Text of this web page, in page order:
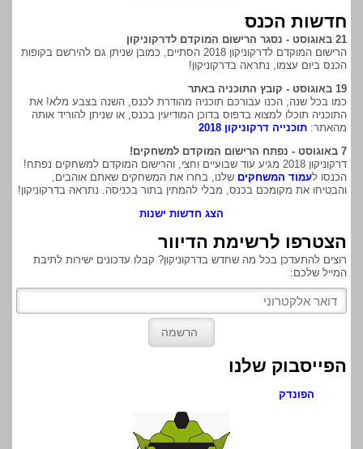
חדשות הכנס
21 באוגוסט - נסגר הרישום המוקדם לדרקוניקון
הרישום המוקדם לדרקוניקון 2018 הסתיים, כמובן שניתן גם להירשם בקופות
הכנס ביום עצמו, נתראה בדרקוניקון!
19 באוגוסט - קובץ התוכניה באתר
כמו בכל שנה, הכנו עבורכם תוכניה מהודרת לכנס, השנה בצבע מלא! את
התוכניה תוכלו למצוא בדפוס בדוכן המודיעין בכנס, או שניתן להוריד אותה
מהאתר: תוכנייה דרקוניקון 2018
7 באוגוסט - נפתח הרישום המוקדם למשחקים!
דרקוניקון 2018 מגיע עוד שבועיים וחצי, והרישום המוקדם למשחקים נפתח!
הכנסו לעמוד המשחקים שלנו, בחרו את המשחקים שאתם אוהבים,
והבטיחו את מקומכם בכנס, מבלי להמתין בתור בכניסה. נתראה בדרקוניקון!
הצג חדשות ישנות
הצטרפו לרשימת הדיוור
רוצים להתעדכן בכל מה שחדש בדרקוניקון? קבלו עדכונים ישירות לתיבת
המייל שלכם:
הפייסבוק שלנו